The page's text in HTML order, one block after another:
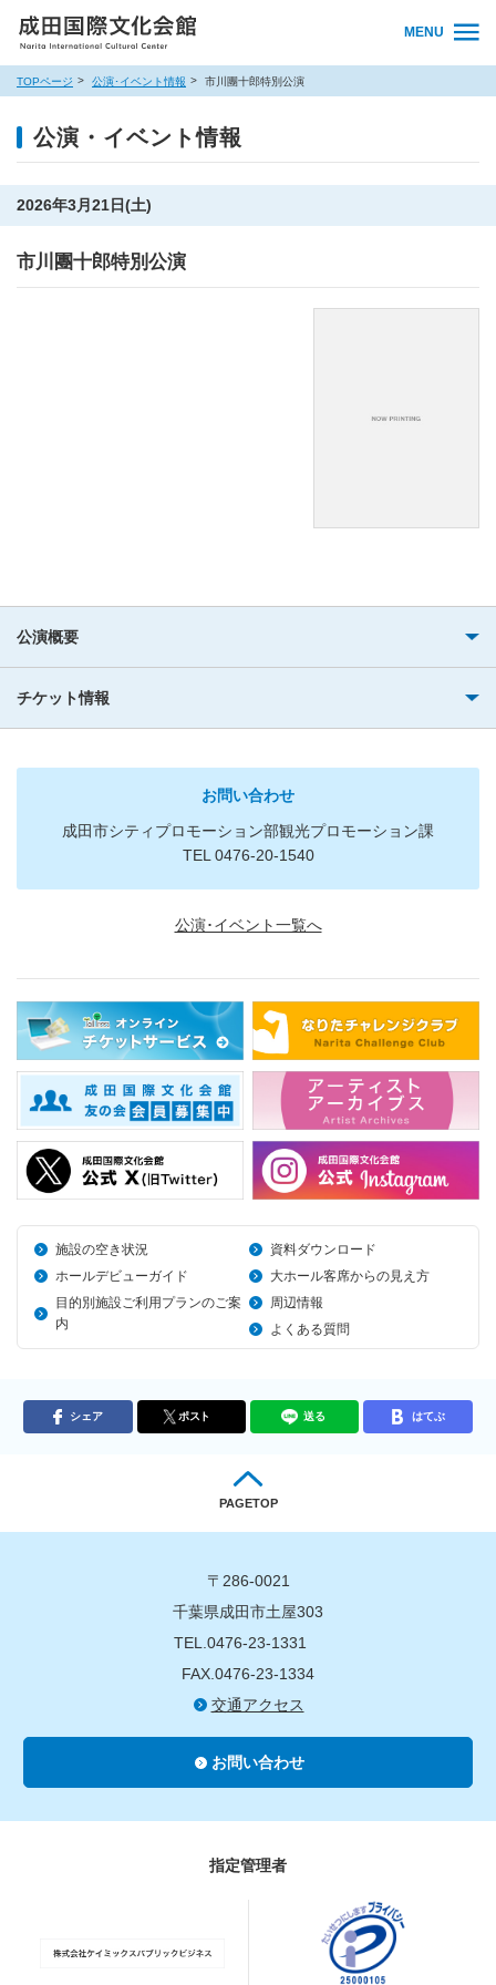
MENU
TOPページ 公演･イベント情報 市川團十郎特別公演
公演・イベント情報
2026年3月21日(土)
市川團十郎特別公演
公演概要
チケット情報
お問い合わせ
成田市シティプロモーション部観光プロモーション課
TEL 0476-20-1540
公演･イベント一覧へ
施設の空き状況
資料ダウンロード
ホールデビューガイド
大ホール客席からの見え方
目的別施設ご利用プランのご案
内
周辺情報
よくある質問
シェア ポスト 送る はてぶ
PAGETOP
〒286-0021
千葉県成田市土屋303
TEL.0476-23-1331
FAX.0476-23-1334
交通アクセス
お問い合わせ
指定管理者